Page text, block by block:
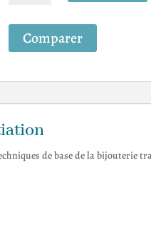
en
Bijouterie
Initiation
Comparer
de base de la bijouterie